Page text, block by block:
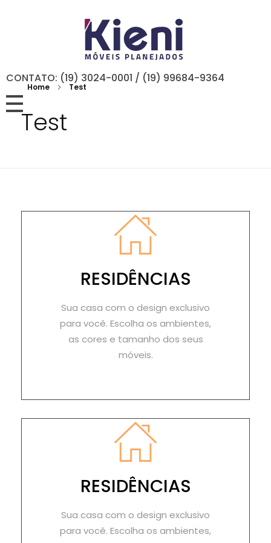
CONTATO: (19) 3024-0001 / (19) 99684-9364
Home Test
Test
RESIDÊNCIAS
Sua casa com o design exclusivo
para você. Escolha os ambientes,
as cores e tamanho dos seus
móveis.
RESIDÊNCIAS
Sua casa com o design exclusivo
para você. Escolha os ambientes,